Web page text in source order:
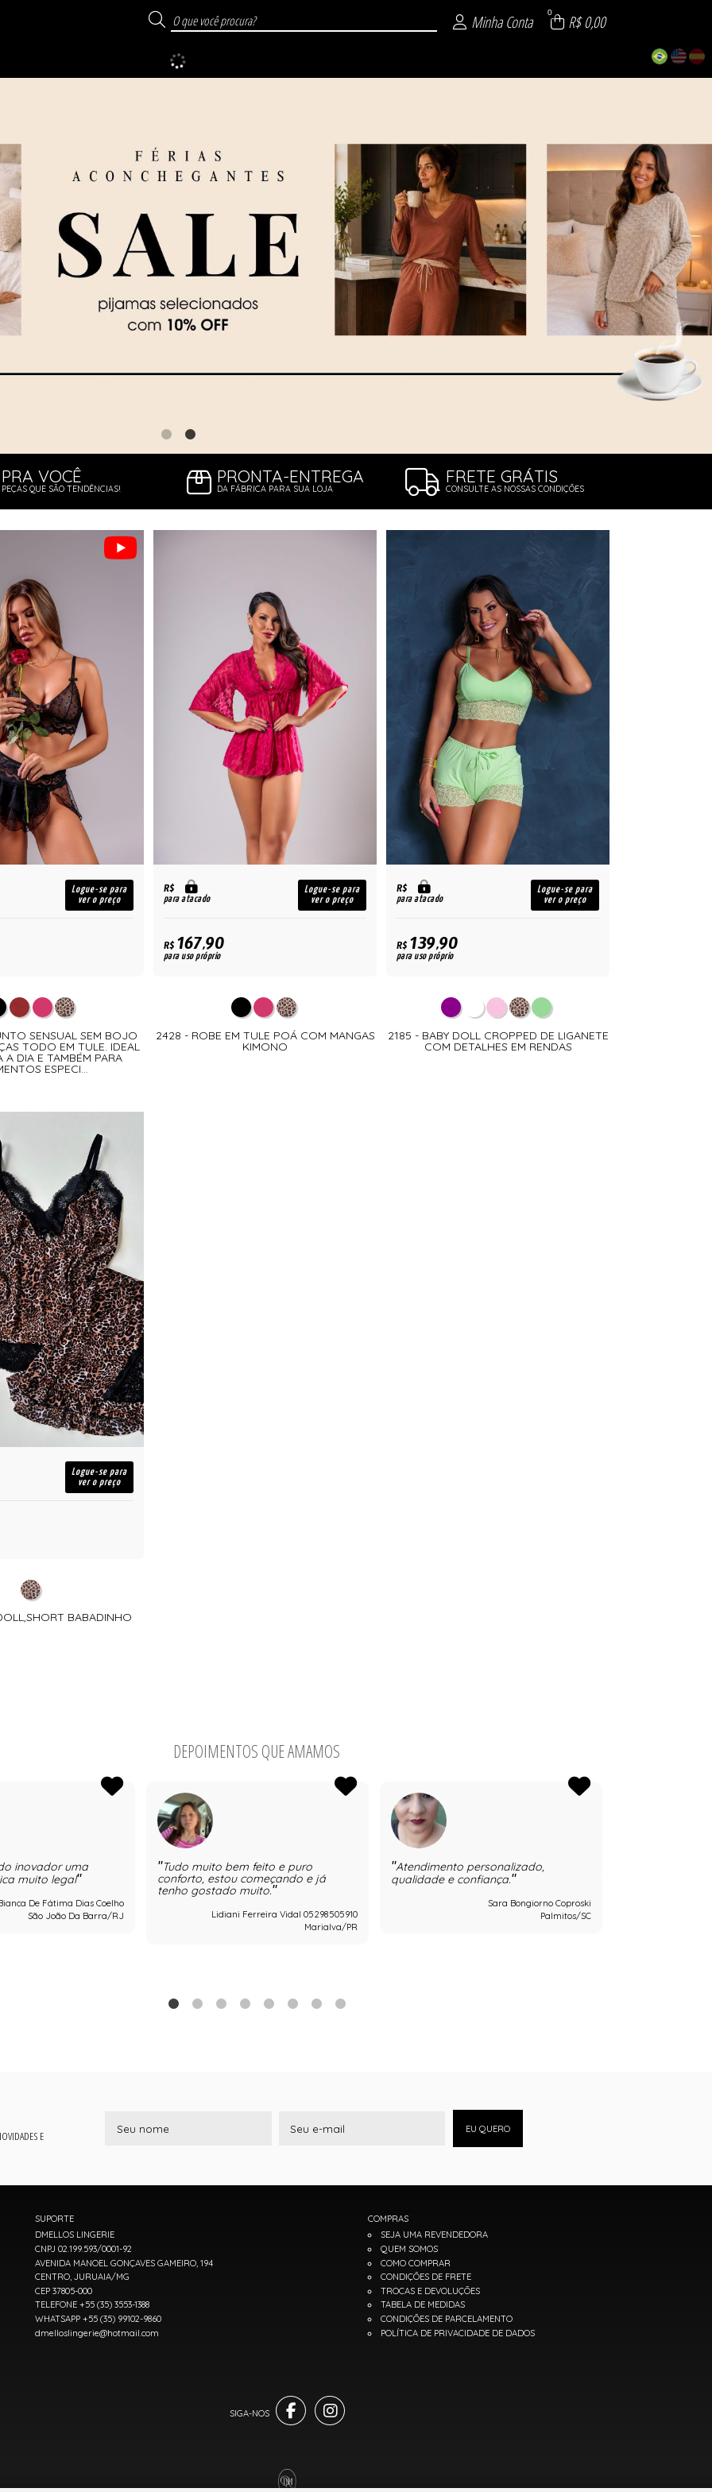
Minha Conta 0 R$ 0,00
PRA VOCÊ
PEÇAS QUE SÃO TENDÊNCIAS!
PRONTA-ENTREGA
DA FÁBRICA PARA SUA LOJA
FRETE GRÁTIS
CONSULTE AS NOSSAS CONDIÇÕES
Logue-se para
ver o preço
SENSUAL SEM BOJO
TODO EM TULE. IDEAL
A DIA E TAMBÉM PARA
ESPECI...
R$
para atacado
Logue-se para
ver o preço
R$167,90
para uso próprio
2428 - ROBE EM TULE POÁ COM MANGAS
KIMONO
R$
para atacado
Logue-se para
ver o preço
R$139,90
para uso próprio
2185 - BABY DOLL CROPPED DE LIGANETE
COM DETALHES EM RENDAS
Logue-se para
ver o preço
BABADINHO
DEPOIMENTOS QUE AMAMOS
inovador uma
muito legal
De Fátima Dias Coelho
São João Da Barra/RJ
Tudo muito bem feito e puro
conforto, estou começando e já
tenho gostado muito.
Lidiani Ferreira Vidal 05298505910
Marialva/PR
Atendimento personalizado,
qualidade e confiança.
Sara Bongiorno Coproski
Palmitos/SC
E EU QUERO
SUPORTE
DMELLOS LINGERIE
CNPJ 02.199.593/0001-92
AVENIDA MANOEL GONÇAVES GAMEIRO, 194
CENTRO, JURUAIA/MG
CEP 37805-000
TELEFONE +55 (35) 3553-1388
WHATSAPP +55 (35) 99102-9860
dmelloslingerie@hotmail.com
COMPRAS
SEJA UMA REVENDEDORA
QUEM SOMOS
COMO COMPRAR
CONDIÇÕES DE FRETE
TROCAS E DEVOLUÇÕES
TABELA DE MEDIDAS
CONDIÇÕES DE PARCELAMENTO
POLÍTICA DE PRIVACIDADE DE DADOS